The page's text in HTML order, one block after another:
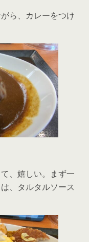
ら、カレーをつけ
、嬉しい。まず一
、タルタルソース